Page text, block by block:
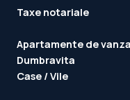
Taxe notariale
Apartamente de
Dumbravita
Case / Vile